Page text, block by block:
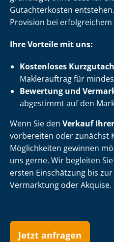
Gutachterkosten
Provision bei erfolgreichem
Ihre Vorteile mit uns:
Kostenloses
Maklerauftrag für
Bewertung und
abgestimmt auf den
Wenn Sie den Verkauf
vorbereiten oder zunächst
Möglichkeiten gewinnen
uns gerne. Wir begleiten
ersten Einschätzung bis
Vermarktung oder Akquise.
Jetzt anfragen